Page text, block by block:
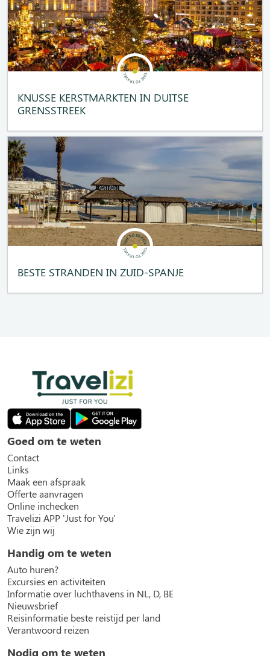
KNUSSE KERSTMARKTEN IN DUITSE
GRENSSTREEK
BESTE STRANDEN IN ZUID-SPANJE
Goed om te weten
Contact
Links
Maak een afspraak
Offerte aanvragen
Online inchecken
Travelizi APP 'Just for You'
Wie zijn wij
Handig om te weten
Auto huren?
Excursies en activiteiten
Informatie over luchthavens in NL, D, BE
Nieuwsbrief
Reisinformatie beste reistijd per land
Verantwoord reizen
Nodig om te weten